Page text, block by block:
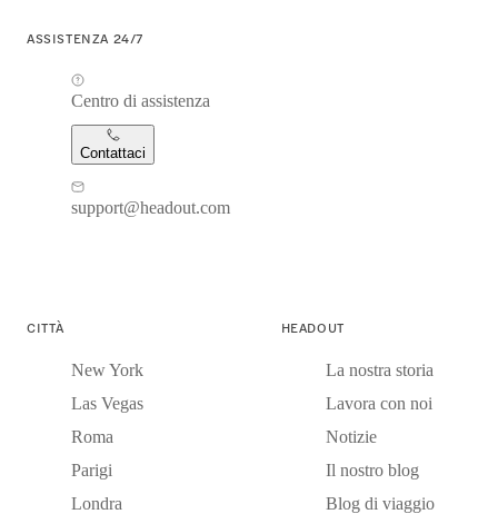
ASSISTENZA 24/7
Centro di assistenza
Contattaci
support@headout.com
CITTÀ
New York
Las Vegas
Roma
Parigi
Londra
HEADOUT
La nostra storia
Lavora con noi
Notizie
Il nostro blog
Blog di viaggio